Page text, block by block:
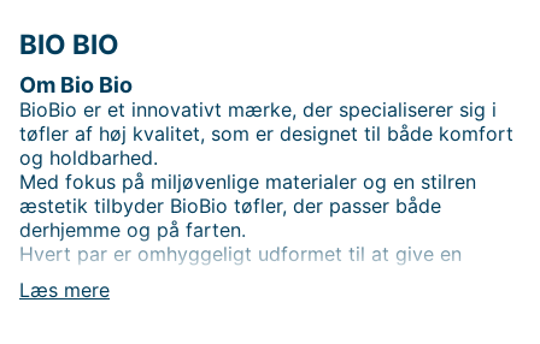
BIO BIO
Læs mere
Om Bio Bio
BioBio er et innovativt mærke, der specialiserer sig i
tøfler af høj kvalitet, som er designet til både komfort
og holdbarhed.
Med fokus på miljøvenlige materialer og en stilren
æstetik tilbyder BioBio tøfler, der passer både
derhjemme og på farten.
Hvert par er omhyggeligt udformet til at give en
behagelig følelse og støtte til fødderne, hvilket gør
dem perfekte til afslapning efter en lang dag. BioBio